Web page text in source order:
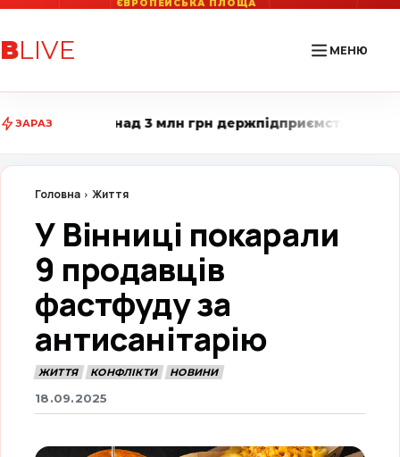
ВLIVE МЕНЮ
ЗАРАЗгрн держпідприємства • Вінниця LIVE стежить
Головна Життя
У Вінниці покарали
9 продавців
фастфуду за
антисанітарію
ЖИТТЯ КОНФЛІКТИ НОВИНИ
18.09.2025